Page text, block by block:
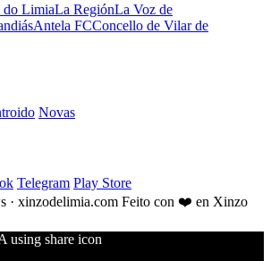
LimiaLa RegiónLa Voz de
Antela FCConcello de Vilar de
Novas
Telegram Play Store
· xinzodelimia.com Feito con ❤️ en Xinzo